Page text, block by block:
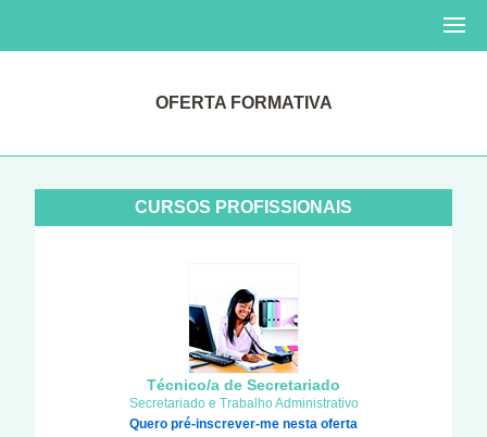
OFERTA FORMATIVA
CURSOS PROFISSIONAIS
Técnico/a de Secretariado
Secretariado e Trabalho Administrativo
Quero pré-inscrever-me nesta oferta